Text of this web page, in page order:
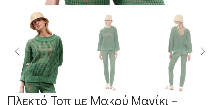
Πλεκτό Τοπ με Μακρύ Μανίκι –